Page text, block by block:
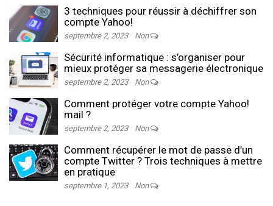
3 techniques pour réussir à déchiffrer son
compte Yahoo!
septembre 2, 2023 Non
Sécurité informatique : s’organiser pour
mieux protéger sa messagerie électronique
septembre 2, 2023 Non
Comment protéger votre compte Yahoo!
mail ?
septembre 2, 2023 Non
Comment récupérer le mot de passe d’un
compte Twitter ? Trois techniques à mettre
en pratique
septembre 1, 2023 Non